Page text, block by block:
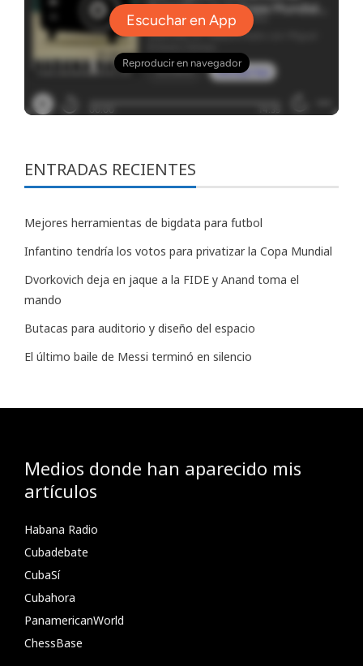
ENTRADAS RECIENTES
Mejores herramientas de bigdata para futbol
Infantino tendría los votos para privatizar la Copa Mundial
Dvorkovich deja en jaque a la FIDE y Anand toma el
mando
Butacas para auditorio y diseño del espacio
El último baile de Messi terminó en silencio
Medios donde han aparecido mis
artículos
Habana Radio
Cubadebate
CubaSí
Cubahora
PanamericanWorld
ChessBase